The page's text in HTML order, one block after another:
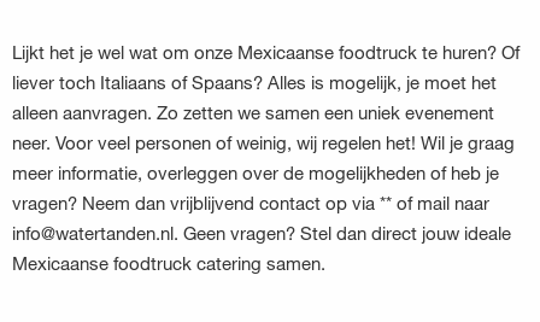
Lijkt het je wel wat om onze Mexicaanse foodtruck te huren? Of
liever toch Italiaans of Spaans? Alles is mogelijk, je moet het
alleen aanvragen. Zo zetten we samen een uniek evenement
neer. Voor veel personen of weinig, wij regelen het! Wil je graag
meer informatie, overleggen over de mogelijkheden of heb je
vragen? Neem dan vrijblijvend contact op via ** of mail naar
info@watertanden.nl. Geen vragen? Stel dan direct jouw ideale
Mexicaanse foodtruck catering samen.